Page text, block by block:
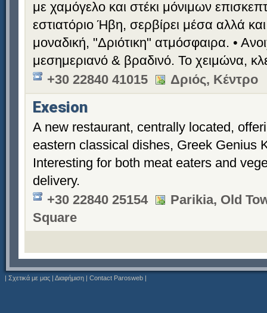
με χαμόγελο και στέκι μόνιμων
εστιατόριο Ήβη, σερβίρει μέσα αλλά
μοναδική, "Δριότικη" ατμόσφαιρα. •
μεσημεριανό & βραδινό. Το χειμώνα,
+30 22840 41015
Δριός, Κέντρο
Exesion
A new restaurant, centrally located,
eastern classical dishes, Greek Genius
Interesting for both meat eaters and
delivery.
+30 22840 25154
Parikia, Old
Square
| Σχετικά με μας | Διαφήμιση | Contact Parosweb |